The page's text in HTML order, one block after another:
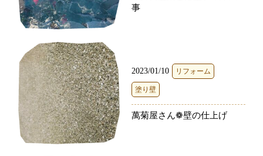
事
2023/01/10 リフォーム
塗り壁
萬菊屋さん❁壁の仕上げ